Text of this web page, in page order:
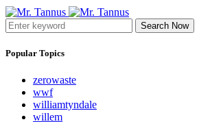
Search Now
Popular Topics
zerowaste
wwf
williamtyndale
willem